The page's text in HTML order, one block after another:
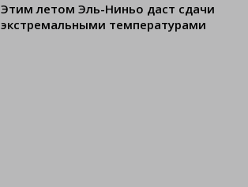
Этим летом Эль-Ниньо даст сдачи
экстремальными температурами